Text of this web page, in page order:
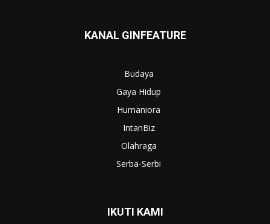
KANAL GINFEATURE
Budaya
Gaya Hidup
Humaniora
IntanBiz
Olahraga
Serba-Serbi
IKUTI KAMI